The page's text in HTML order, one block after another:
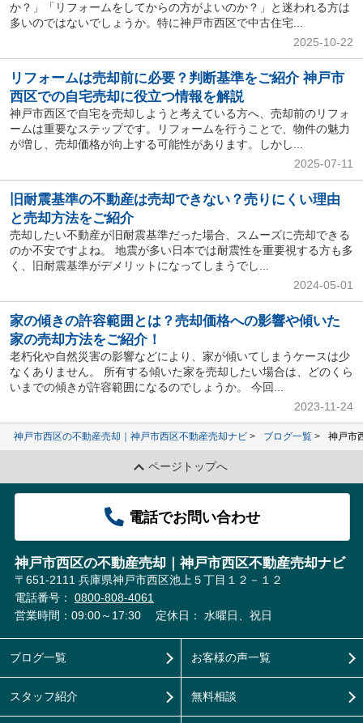
か？」「リフォームをしてからの方がよいのか？」と迷われる方は
多いのではないでしょうか。特に神戸市西区で中古住宅...
2025-10-22
リフォームは売却前に必要？判断基準をご紹介 神戸市
西区での自宅売却に役立つ情報を解説
神戸市西区で自宅を売却しようと考えている方へ、売却前のリフォ
ームは重要なステップです。リフォームを行うことで、物件の魅力
が増し、売却価格が向上する可能性があります。しかし...
2025-07-11
旧耐震基準の不動産は売却できない？売りにくい理由
と売却方法をご紹介
売却したい不動産が旧耐震基準だった場合、スムーズに売却できる
のか不安ですよね。 地震が多い日本では耐震性を重要視する方も多
く、旧耐震基準がデメリットになってしまうでし...
2024-05-01
家の傾きの許容範囲とは？売却価格への影響や傾いた
家の売却方法をご紹介！
老朽化や自然災害の影響などにより、家が傾いてしまうケースは少
なくありません。 所有する傾いた家を売却したい場合は、どのくら
いまでの傾きが許容範囲になるのでしょうか。 今回...
2023-11-24
神戸市西区の不動産売却｜神戸市西区不動産売却ナビ ブログ一覧 神戸市
ページトップへ
電話でお問い合わせ
神戸市西区の不動産売却｜神戸市西区不動産売却ナビ
〒651-2111 兵庫県神戸市西区池上５丁目１２－１２
電話番号： 0800-808-4061
営業時間：09:00～17:30
定休日： 水曜日、祝日
ブログ一覧
スタッフ紹介
お客様の声一覧
無料相談